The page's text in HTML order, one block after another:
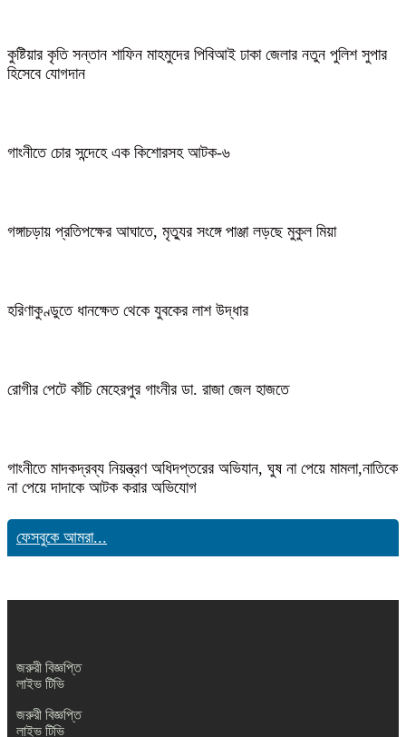
কুষ্টিয়ার কৃতি সন্তান শাফিন মাহমুদের পিবিআই ঢাকা জেলার নতুন পুলিশ সুপার
হিসেবে যোগদান
গাংনীতে চোর সন্দেহে এক কিশোরসহ আটক-৬
গঙ্গাচড়ায় প্রতিপক্ষের আঘাতে, মৃত্যুর সংঙ্গে পাঞ্জা লড়ছে মুকুল মিয়া
হরিণাকুণ্ডুতে ধানক্ষেত থেকে যুবকের লাশ উদ্ধার
রোগীর পেটে কাঁচি মেহেরপুর গাংনীর ডা. রাজা জেল হাজতে
গাংনীতে মাদকদ্রব্য নিয়ন্ত্রণ অধিদপ্তরের অভিযান, ঘুষ না পেয়ে মামলা,নাতিকে
না পেয়ে দাদাকে আটক করার অভিযোগ
ফেসবুকে আমরা...
জরুরী বিজ্ঞপ্তি
লাইভ টিভি
জরুরী বিজ্ঞপ্তি
লাইভ টিভি